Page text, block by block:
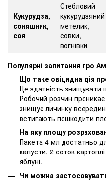
Кукурудза,
соняшник,
соя
Стебловий
кукурудзяний
метелик,
совки,
вогнівки
Популярні запитання про
Що таке овіцидна дія
Це здатність знищувати
Робочий розчин
знищує личинку
встигають пошкодити
На яку площу
Пакета 4 мл достатньо
капусти, 2 соток
яблуні.
Чи можна